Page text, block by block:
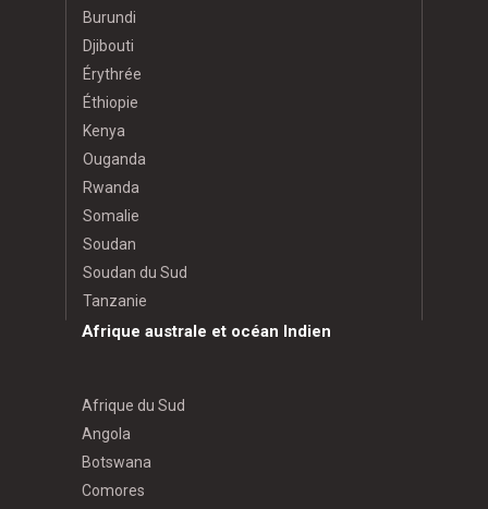
Burundi
Djibouti
Érythrée
Éthiopie
Kenya
Ouganda
Rwanda
Somalie
Soudan
Soudan du Sud
Tanzanie
Afrique australe et océan Indien
Afrique du Sud
Angola
Botswana
Comores